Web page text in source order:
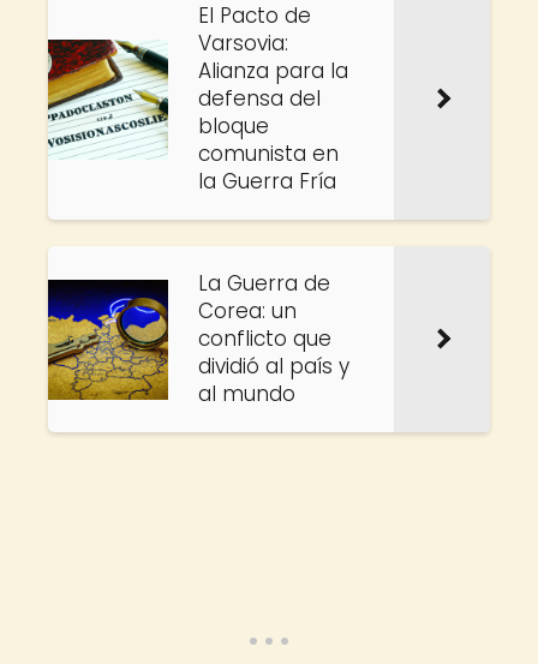
El Pacto de
Varsovia:
Alianza para la
defensa del
bloque
comunista en
la Guerra Fría
La Guerra de
Corea: un
conflicto que
dividió al país y
al mundo